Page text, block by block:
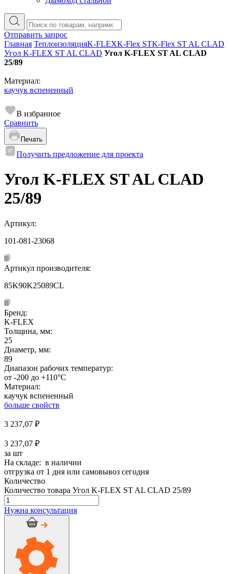
Отправить запрос
Главная ТеплоизоляцияK-FLEXK-Flex STK-Flex ST AL CLAD
Угол K-FLEX ST AL CLAD Угол K-FLEX ST AL CLAD
25/89
Материал:
каучук вспененный
В избранное
Сравнить
Печать
Получить предложение для проекта
Угол K-FLEX ST AL CLAD
25/89
Артикул:
101-081-23068
Артикул производителя:
85K90K25089CL
Бренд:
K-FLEX
Толщина, мм:
25
Диаметр, мм:
89
Диапазон рабочих температур:
от -200 до +110°C
Материал:
каучук вспененный
больше свойств
3 237,07 ₽
3 237,07 ₽
за шт
На складе: в наличии
отгрузка от 1 дня или самовывоз сегодня
Количество
Количество товара Угол K-FLEX ST AL CLAD 25/89
Нужна консультация